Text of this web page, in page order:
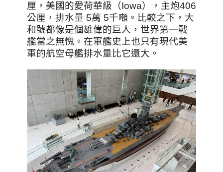
厘，美國的愛荷華級（Iowa），主炮406
公厘，排水量 5萬 5千噸。比較之下，大
和號都像是個雄偉的巨人，世界第一戰
艦當之無愧。在軍艦史上也只有現代美
軍的航空母艦排水量比它還大。